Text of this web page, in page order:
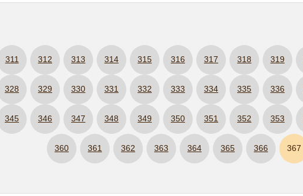
311 312 313 314 315 316 317 318 319
328 329 330 331 332 333 334 335 336
345 346 347 348 349 350 351 352 353
360 361 362 363 364 365 366 367